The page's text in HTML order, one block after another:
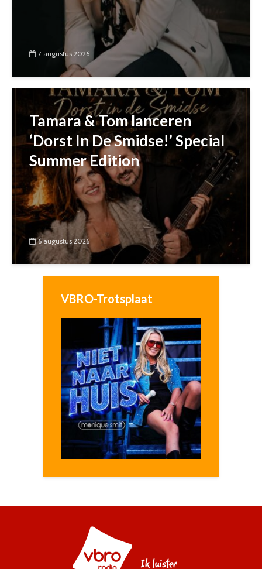
7 augustus 2026
Tamara & Tom lanceren
‘Dorst In De Smidse!’ Special
Summer Edition
6 augustus 2026
VBRO-Trotsplaat